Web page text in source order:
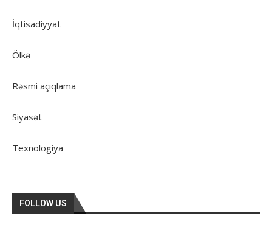
İqtisadiyyat
Ölkə
Rəsmi açıqlama
Siyasət
Texnologiya
FOLLOW US